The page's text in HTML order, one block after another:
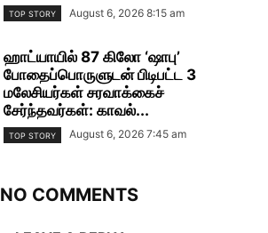
TOP STORY August 6, 2026 8:15 am
ஹாட்யாயில் 87 கிலோ ‘ஷாபு’
போதைப்பொருளுடன் பிடிபட்ட 3
மலேசியர்கள் சரவாக்கைச்
சேர்ந்தவர்கள்: காவல்...
TOP STORY August 6, 2026 7:45 am
NO COMMENTS